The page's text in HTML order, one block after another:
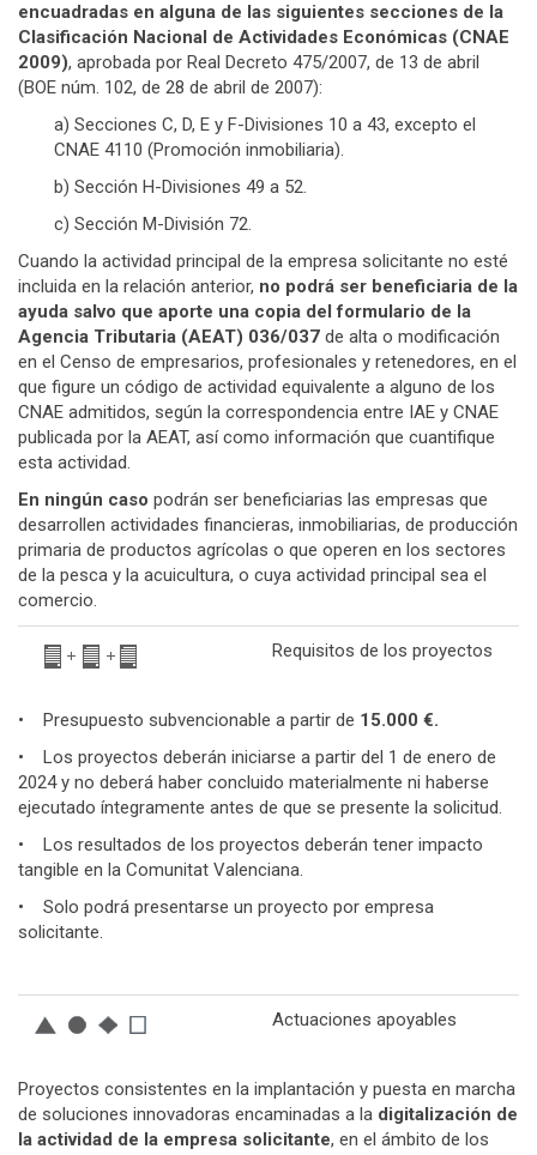
encuadradas en alguna de las siguientes secciones de la
Clasificación Nacional de Actividades Económicas (CNAE
2009), aprobada por Real Decreto 475/2007, de 13 de abril
(BOE núm. 102, de 28 de abril de 2007):
a) Secciones C, D, E y F-Divisiones 10 a 43, excepto el
CNAE 4110 (Promoción inmobiliaria).
b) Sección H-Divisiones 49 a 52.
c) Sección M-División 72.
Cuando la actividad principal de la empresa solicitante no esté
incluida en la relación anterior, no podrá ser beneficiaria de la
ayuda salvo que aporte una copia del formulario de la
Agencia Tributaria (AEAT) 036/037 de alta o modificación
en el Censo de empresarios, profesionales y retenedores, en el
que figure un código de actividad equivalente a alguno de los
CNAE admitidos, según la correspondencia entre IAE y CNAE
publicada por la AEAT, así como información que cuantifique
esta actividad.
En ningún caso podrán ser beneficiarias las empresas que
desarrollen actividades financieras, inmobiliarias, de producción
primaria de productos agrícolas o que operen en los sectores
de la pesca y la acuicultura, o cuya actividad principal sea el
comercio.
Requisitos de los proyectos
• Presupuesto subvencionable a partir de 15.000 €.
• Los proyectos deberán iniciarse a partir del 1 de enero de
2024 y no deberá haber concluido materialmente ni haberse
ejecutado íntegramente antes de que se presente la solicitud.
• Los resultados de los proyectos deberán tener impacto
tangible en la Comunitat Valenciana.
• Solo podrá presentarse un proyecto por empresa
solicitante.
Actuaciones apoyables
Proyectos consistentes en la implantación y puesta en marcha
de soluciones innovadoras encaminadas a la digitalización de
la actividad de la empresa solicitante, en el ámbito de los